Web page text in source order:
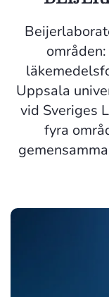
Uppsala
vid Sveriges
fyra